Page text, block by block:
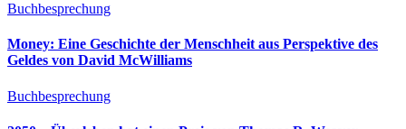
Buchbesprechung
Money: Eine Geschichte der Menschheit aus Perspektive des
Geldes von David McWilliams
Buchbesprechung